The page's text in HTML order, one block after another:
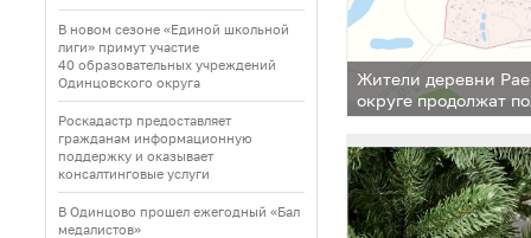
В новом сезоне «Единой школьной
лиги» примут участие
40 образовательных учреждений
Одинцовского округа
Роскадастр предоставляет
гражданам информационную
поддержку и оказывает
консалтинговые услуги
В Одинцово прошел ежегодный «Бал
медалистов»
Жители деревни
округе продолжат
для них дорогой